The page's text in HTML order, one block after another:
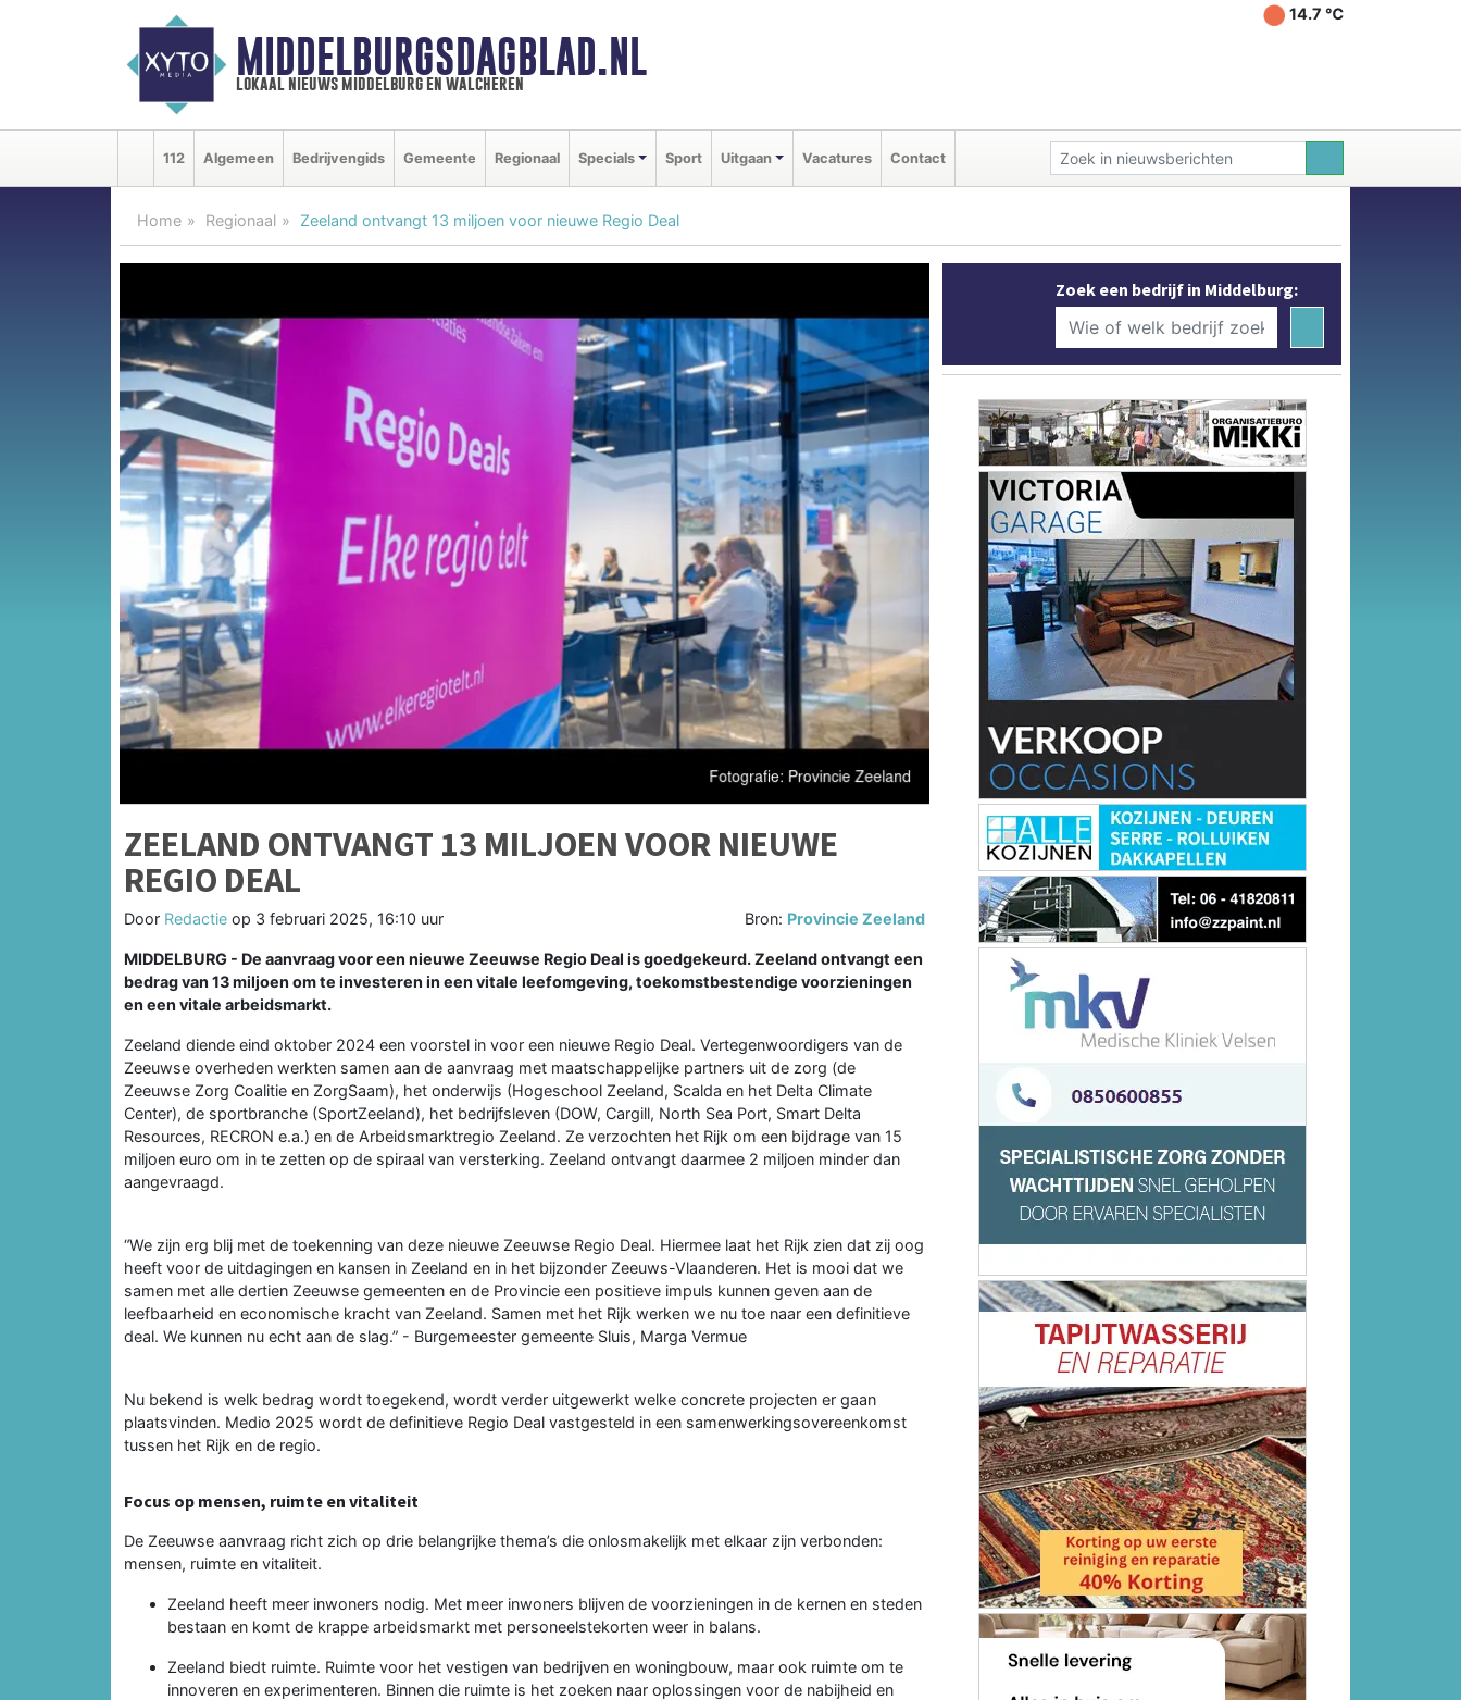
MIDDELBURGSDAGBLAD.NL
lokaal nieuws middelburg en walcheren
14.7 ℃
112 Algemeen Bedrijvengids Gemeente Regionaal Specials Sport Uitgaan Vacatures Contact
Home Regionaal Zeeland ontvangt 13 miljoen voor nieuwe Regio Deal
ZEELAND ONTVANGT 13 MILJOEN VOOR NIEUWE
REGIO DEAL
Door Redactie op 3 februari 2025, 16:10 uur Bron: Provincie Zeeland
MIDDELBURG - De aanvraag voor een nieuwe Zeeuwse Regio Deal is goedgekeurd. Zeeland ontvangt een
bedrag van 13 miljoen om te investeren in een vitale leefomgeving, toekomstbestendige voorzieningen
en een vitale arbeidsmarkt.
Zeeland diende eind oktober 2024 een voorstel in voor een nieuwe Regio Deal. Vertegenwoordigers van de
Zeeuwse overheden werkten samen aan de aanvraag met maatschappelijke partners uit de zorg (de
Zeeuwse Zorg Coalitie en ZorgSaam), het onderwijs (Hogeschool Zeeland, Scalda en het Delta Climate
Center), de sportbranche (SportZeeland), het bedrijfsleven (DOW, Cargill, North Sea Port, Smart Delta
Resources, RECRON e.a.) en de Arbeidsmarktregio Zeeland. Ze verzochten het Rijk om een bijdrage van 15
miljoen euro om in te zetten op de spiraal van versterking. Zeeland ontvangt daarmee 2 miljoen minder dan
aangevraagd.
“We zijn erg blij met de toekenning van deze nieuwe Zeeuwse Regio Deal. Hiermee laat het Rijk zien dat zij oog
heeft voor de uitdagingen en kansen in Zeeland en in het bijzonder Zeeuws-Vlaanderen. Het is mooi dat we
samen met alle dertien Zeeuwse gemeenten en de Provincie een positieve impuls kunnen geven aan de
leefbaarheid en economische kracht van Zeeland. Samen met het Rijk werken we nu toe naar een definitieve
deal. We kunnen nu echt aan de slag.” - Burgemeester gemeente Sluis, Marga Vermue
Nu bekend is welk bedrag wordt toegekend, wordt verder uitgewerkt welke concrete projecten er gaan
plaatsvinden. Medio 2025 wordt de definitieve Regio Deal vastgesteld in een samenwerkingsovereenkomst
tussen het Rijk en de regio.
Focus op mensen, ruimte en vitaliteit
De Zeeuwse aanvraag richt zich op drie belangrijke thema’s die onlosmakelijk met elkaar zijn verbonden:
mensen, ruimte en vitaliteit.
Zeeland heeft meer inwoners nodig. Met meer inwoners blijven de voorzieningen in de kernen en steden
bestaan en komt de krappe arbeidsmarkt met personeelstekorten weer in balans.
Zeeland biedt ruimte. Ruimte voor het vestigen van bedrijven en woningbouw, maar ook ruimte om te
innoveren en experimenteren. Binnen die ruimte is het zoeken naar oplossingen voor de nabijheid en
Zoek een bedrijf in Middelburg: